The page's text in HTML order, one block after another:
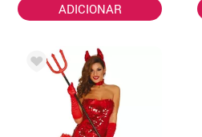
ADICIONAR